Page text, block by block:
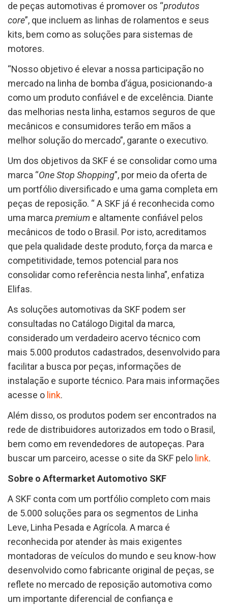
de peças automotivas é promover os “produtos
core”, que incluem as linhas de rolamentos e seus
kits, bem como as soluções para sistemas de
motores.
“Nosso objetivo é elevar a nossa participação no
mercado na linha de bomba d’água, posicionando-a
como um produto confiável e de excelência. Diante
das melhorias nesta linha, estamos seguros de que
mecânicos e consumidores terão em mãos a
melhor solução do mercado”, garante o executivo.
Um dos objetivos da SKF é se consolidar como uma
marca “One Stop Shopping”, por meio da oferta de
um portfólio diversificado e uma gama completa em
peças de reposição. “ A SKF já é reconhecida como
uma marcapremium e altamente confiável pelos
mecânicos de todo o Brasil. Por isto, acreditamos
que pela qualidade deste produto, força da marca e
competitividade, temos potencial para nos
consolidar como referência nesta linha”, enfatiza
Elifas.
As soluções automotivas da SKF podem ser
consultadas no Catálogo Digital da marca,
considerado um verdadeiro acervo técnico com
mais 5.000 produtos cadastrados, desenvolvido para
facilitar a busca por peças, informações de
instalação e suporte técnico. Para mais informações
acesse o link.
Além disso, os produtos podem ser encontrados na
rede de distribuidores autorizados em todo o Brasil,
bem como em revendedores de autopeças. Para
buscar um parceiro, acesse o site da SKF pelo link.
Sobre o Aftermarket Automotivo SKF
A SKF conta com um portfólio completo com mais
de 5.000 soluções para os segmentos de Linha
Leve, Linha Pesada e Agrícola. A marca é
reconhecida por atender às mais exigentes
montadoras de veículos do mundo e seu know-how
desenvolvido como fabricante original de peças, se
reflete no mercado de reposição automotiva como
um importante diferencial de confiança e